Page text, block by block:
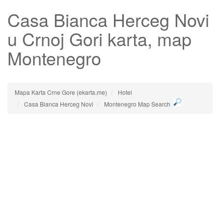
Casa Bianca Herceg Novi
u Crnoj Gori karta, map
Montenegro
Mapa Karta Crne Gore (ekarta.me)
Hotel
Casa Bianca Herceg Novi
Montenegro Map Search